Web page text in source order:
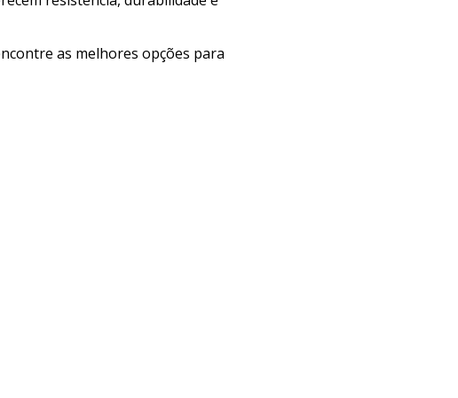
as melhores opções para